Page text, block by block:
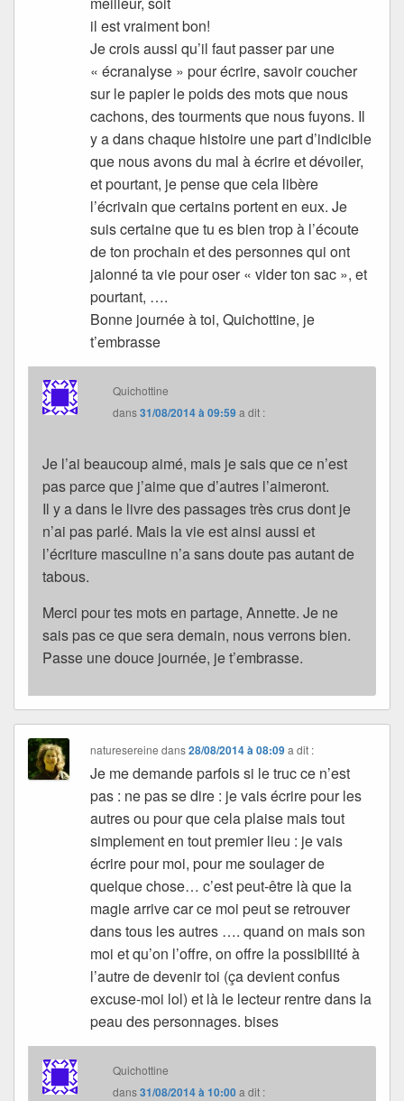
il est vraiment bon!
Je crois aussi qu’il faut passer par une
« écranalyse » pour écrire, savoir coucher
sur le papier le poids des mots que nous
cachons, des tourments que nous fuyons. Il
y a dans chaque histoire une part d’indicible
que nous avons du mal à écrire et dévoiler,
et pourtant, je pense que cela libère
l’écrivain que certains portent en eux. Je
suis certaine que tu es bien trop à l’écoute
de ton prochain et des personnes qui ont
jalonné ta vie pour oser « vider ton sac », et
pourtant, ….
Bonne journée à toi, Quichottine, je
t’embrasse
Quichottine
dans31/08/2014 à 09:59a dit :
Je l’ai beaucoup aimé, mais je sais que ce n’est
pas parce que j’aime que d’autres l’aimeront.
Il y a dans le livre des passages très crus dont je
n’ai pas parlé. Mais la vie est ainsi aussi et
l’écriture masculine n’a sans doute pas autant de
tabous.
Merci pour tes mots en partage, Annette. Je ne
sais pas ce que sera demain, nous verrons bien.
Passe une douce journée, je t’embrasse.
naturesereine dans28/08/2014 à 08:09 a dit :
Je me demande parfois si le truc ce n’est
pas : ne pas se dire : je vais écrire pour les
autres ou pour que cela plaise mais tout
simplement en tout premier lieu : je vais
écrire pour moi, pour me soulager de
quelque chose… c’est peut-être là que la
magie arrive car ce moi peut se retrouver
dans tous les autres …. quand on mais son
moi et qu’on l’offre, on offre la possibilité à
l’autre de devenir toi (ça devient confus
excuse-moi lol) et là le lecteur rentre dans la
peau des personnages. bises
Quichottine
dans31/08/2014 à 10:00a dit :